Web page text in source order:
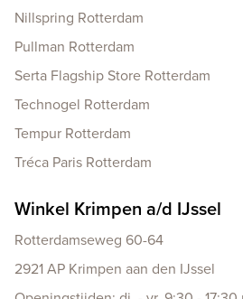
Nillspring Rotterdam
Pullman Rotterdam
Serta Flagship Store Rotterdam
Technogel Rotterdam
Tempur Rotterdam
Tréca Paris Rotterdam
Winkel Krimpen a/d IJssel
Rotterdamseweg 60-64
2921 AP Krimpen aan den IJssel